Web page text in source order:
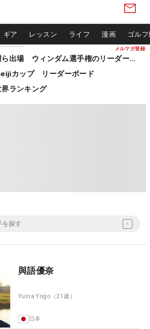
メルマガ登録
ギア レッスン ライフ 漫画 ゴル
松山英樹ら出場 ウィンダム選手権のリーダーボード
カップ リーダーボード
ランキング
與語優奈
Yuina Yogo （21歳）
日本